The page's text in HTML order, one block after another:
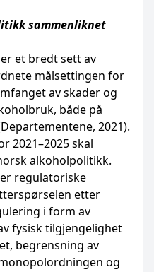
sammenliknet
et bredt sett av
målsettingen for
av skader og
både på
2021).
2021–2025 skal
alkoholpolitikk.
regulatoriske
etter
i form av
fysisk tilgjengelighet
begrensning av
og